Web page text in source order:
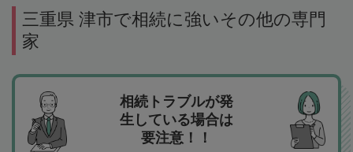
三重県 津市で相続に強いその他の専門
家
相続トラブルが発
生している場合は
要注意！！